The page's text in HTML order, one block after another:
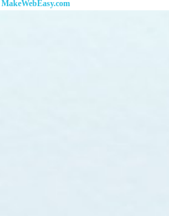
MakeWebEasy.com